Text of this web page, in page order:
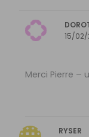
15/02/
Merci Pierre –
RYSER